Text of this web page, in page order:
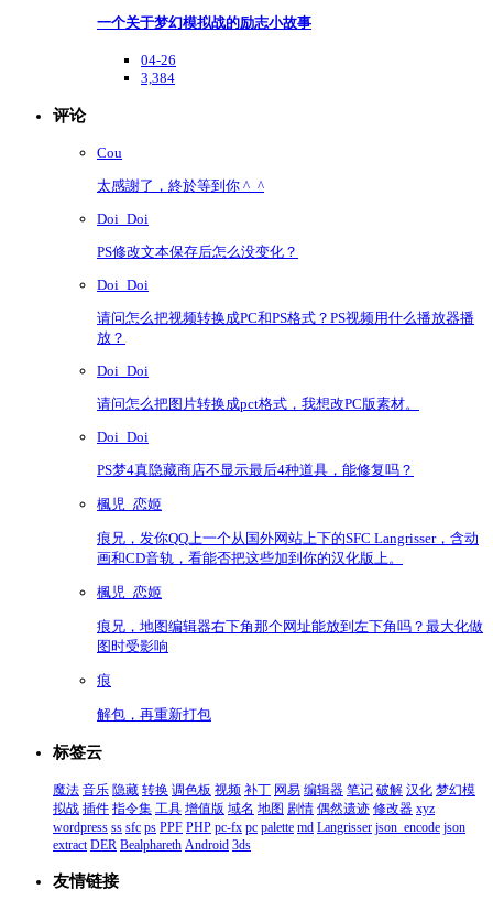
一个关于梦幻模拟战的励志小故事
04-26
3,384
评论
Cou
太感謝了，終於等到你 ^_^
Doi_Doi
PS修改文本保存后怎么没变化？
Doi_Doi
请问怎么把视频转换成PC和PS格式？PS视频用什么播放器播
放？
Doi_Doi
请问怎么把图片转换成pct格式，我想改PC版素材。
Doi_Doi
PS梦4真隐藏商店不显示最后4种道具，能修复吗？
楓児_恋姬
痕兄，发你QQ上一个从国外网站上下的SFC Langrisser，含动
画和CD音轨，看能否把这些加到你的汉化版上。
楓児_恋姬
痕兄，地图编辑器右下角那个网址能放到左下角吗？最大化做
图时受影响
痕
解包，再重新打包
标签云
魔法 音乐 隐藏 转换 调色板 视频 补丁 网易 编辑器 笔记 破解 汉化 梦幻模
拟战 插件 指令集 工具 增值版 域名 地图 剧情 偶然遗迹 修改器 xyz
wordpress ss sfc ps PPF PHP pc-fx pc palette md Langrisser json_encode json
extract DER Bealphareth Android 3ds
友情链接